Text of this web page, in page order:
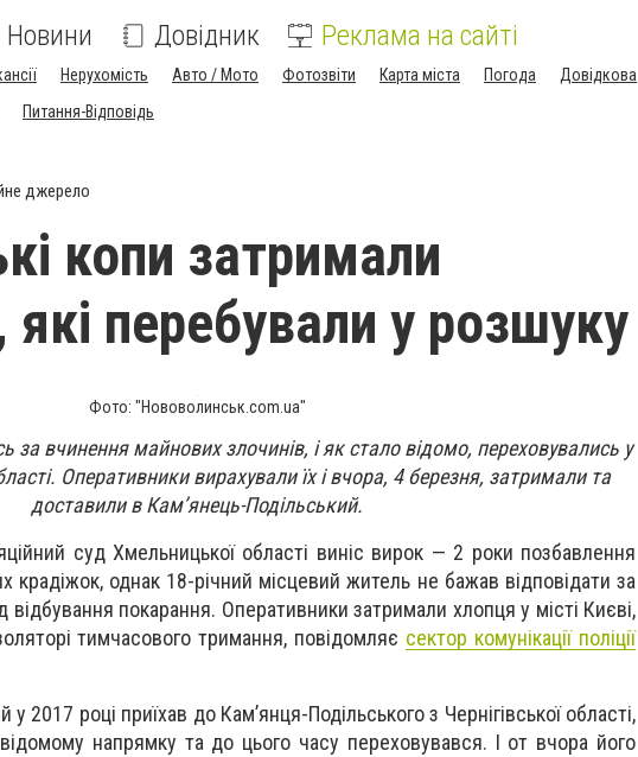
Новини Довідник Реклама на сайті
Нерухомість Авто / Мото Фотозвіти Карта міста Погода
Довідкова
Питання-Відповідь
джерело
копи затримали
які перебували у розшуку
Фото: "Нововолинськ.com.ua"
за вчинення майнових злочинів, і як стало відомо, переховувались у
Оперативники вирахували їх і вчора, 4 березня, затримали та
доставили в Кам’янець-Подільський.
суд Хмельницької області виніс вирок — 2 роки позбавлення
крадіжок, однак 18-річний місцевий житель не бажав відповідати за
відбування покарання. Оперативники затримали хлопця у місті Києві,
тимчасового тримання, повідомляє сектор комунікації поліції
2017 році приїхав до Кам’янця-Подільського з Чернігівської області,
напрямку та до цього часу переховувався. І от вчора його